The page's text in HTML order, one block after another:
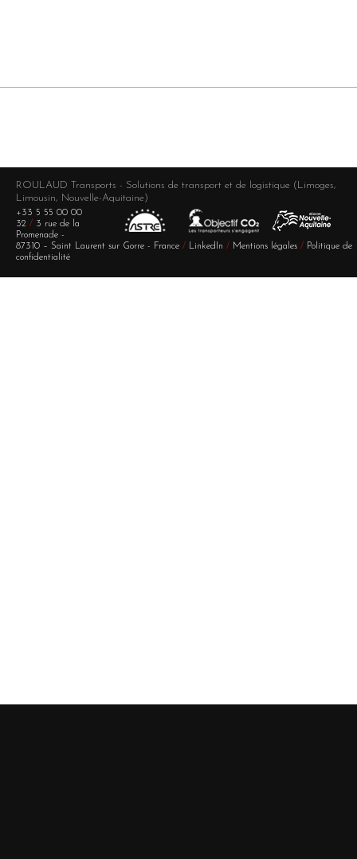
ROULAUD Transports - Solutions de transport et de logistique (Limoges,
Limousin, Nouvelle-Aquitaine)
+33 5 55 00 00
32 / 3 rue de la
Promenade -
87310 – Saint Laurent sur Gorre - France / LinkedIn / Mentions légales / Politique de
confidentialité